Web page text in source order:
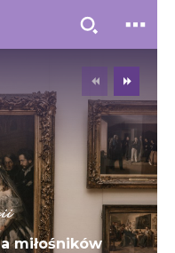
miłośników